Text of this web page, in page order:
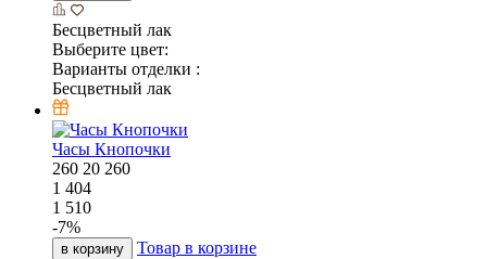
Бесцветный лак
Выберите цвет:
Варианты отделки :
Бесцветный лак
Часы Кнопочки
260 20 260
1 404
1 510
-7%
в корзину Товар в корзине